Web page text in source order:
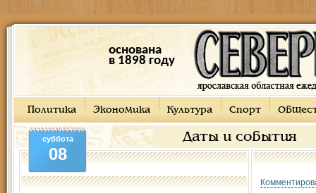
основана
в 1898 году
Политика Экономика Культура Спорт
Даты и события
суббота
08